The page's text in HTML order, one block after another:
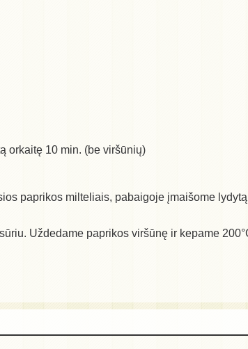
orkaitę 10 min. (be viršūnių)
paprikos milteliais, pabaigoje įmaišome
Uždedame paprikos viršūnę ir kepame